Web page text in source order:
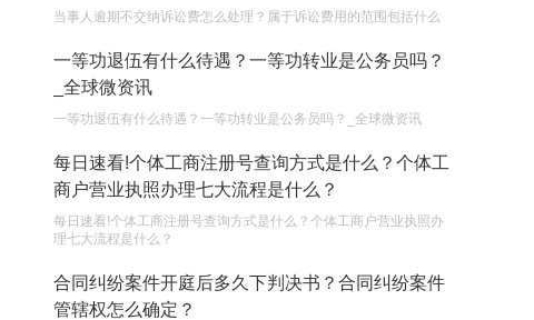
当事人逾期不交纳诉讼费怎么处理？属于诉讼费用的范围包括什么
一等功退伍有什么待遇？一等功转业是公务员吗？
_全球微资讯
一等功退伍有什么待遇？一等功转业是公务员吗？_全球微资讯
每日速看!个体工商注册号查询方式是什么？个体工
商户营业执照办理七大流程是什么？
每日速看!个体工商注册号查询方式是什么？个体工商户营业执照办
理七大流程是什么？
合同纠纷案件开庭后多久下判决书？合同纠纷案件
管辖权怎么确定？